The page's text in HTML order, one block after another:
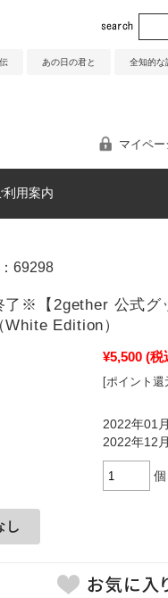
あの日の君と 全知的な
マイペ
利用案内
69298
※【2gether 公式グ
White Edition）
¥5,500 (税
[ポイント還
2022年01
2022年12
個